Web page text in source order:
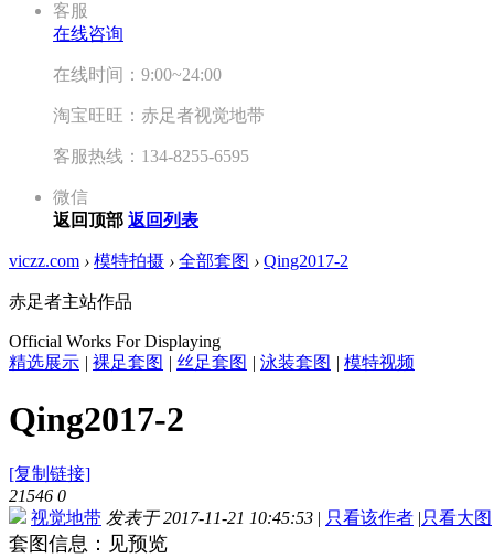
客服
在线咨询
在线时间：9:00~24:00
淘宝旺旺：赤足者视觉地带
客服热线：134-8255-6595
微信
返回顶部 返回列表
viczz.com › 模特拍摄 › 全部套图 › Qing2017-2
赤足者主站作品
Official Works For Displaying
精选展示 | 裸足套图 | 丝足套图 | 泳装套图 | 模特视频
Qing2017-2
[复制链接]
21546 0
视觉地带 发表于 2017-11-21 10:45:53 | 只看该作者 |只看大图
套图信息：见预览